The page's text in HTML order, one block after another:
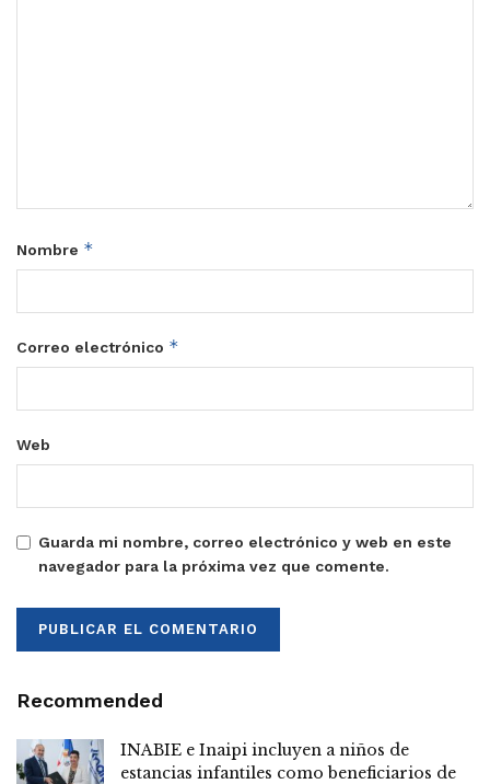
Nombre *
Correo electrónico *
Web
Guarda mi nombre, correo electrónico y web en este
navegador para la próxima vez que comente.
Recommended
INABIE e Inaipi incluyen a niños de
estancias infantiles como beneficiarios de